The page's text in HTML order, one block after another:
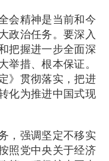
精神是当前和今
政治任务。要深入
把握进一步全面深
举措、根本保证。
》贯彻落实，把进
化为推进中国式现
强调坚定不移实
照党中央关于经济